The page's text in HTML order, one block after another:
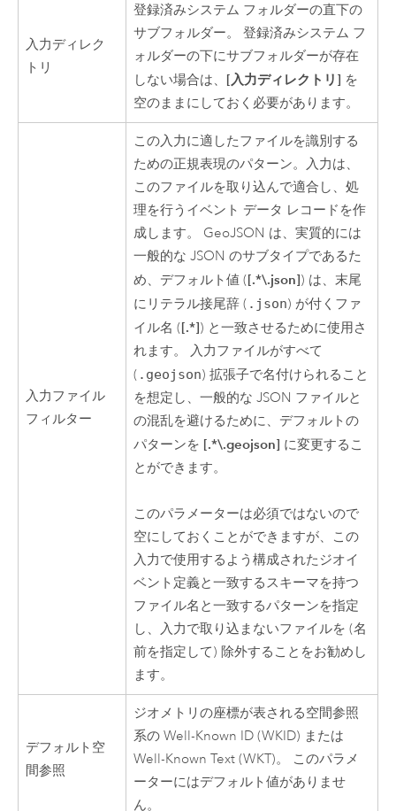
入力ディレク
トリ
登録済みシステム フォルダーの直下の
サブフォルダー。 登録済みシステム フ
ォルダーの下にサブフォルダーが存在
しない場合は、 [入力ディレクトリ] を
空のままにしておく必要があります。
入力ファイル
フィルター
この入力に適したファイルを識別する
ための正規表現のパターン。入力は、
このファイルを取り込んで適合し、処
理を行うイベント データ レコードを作
成します。 GeoJSON は、実質的には
一般的な JSON のサブタイプであるた
め、デフォルト値 ([.*\.json]) は、末尾
にリテラル接尾辞 ( .json) が付くファ
イル名 ([.*]) と一致させるために使用さ
れます。 入力ファイルがすべて
( .geojson) 拡張子で名付けられること
を想定し、一般的な JSON ファイルと
の混乱を避けるために、デフォルトの
パターンを [.*\.geojson] に変更するこ
とができます。
このパラメーターは必須ではないので
空にしておくことができますが、この
入力で使用するよう構成されたジオイ
ベント定義と一致するスキーマを持つ
ファイル名と一致するパターンを指定
し、入力で取り込まないファイルを (名
前を指定して) 除外することをお勧めし
ます。
デフォルト空
間参照
ジオメトリの座標が表される空間参照
系の Well-Known ID (WKID) または
Well-Known Text (WKT)。 このパラメ
ーターにはデフォルト値がありませ
ん。